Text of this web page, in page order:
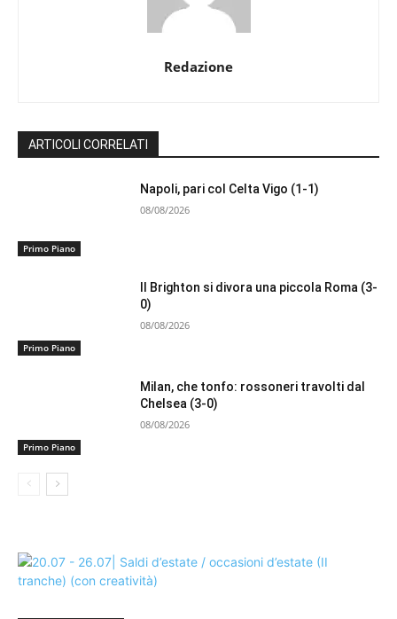
Redazione
ARTICOLI CORRELATI
Primo Piano
Napoli, pari col Celta Vigo (1-1)
08/08/2026
Primo Piano
Il Brighton si divora una piccola Roma (3-
0)
08/08/2026
Primo Piano
Milan, che tonfo: rossoneri travolti dal
Chelsea (3-0)
08/08/2026